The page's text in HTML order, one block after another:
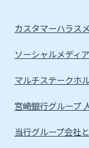
カスタマーハラス
ソーシャルメディ
マルチステークホ
宮崎銀行グループ
当行グループ会社